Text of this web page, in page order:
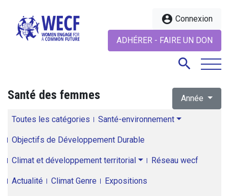
account_circle Connexion
ADHÉRER - FAIRE UN DON
search
Santé des femmes Année
Toutes les catégories Santé-environnement
Objectifs de Développement Durable
Climat et développement territorial Réseau wecf
Actualité Climat Genre Expositions